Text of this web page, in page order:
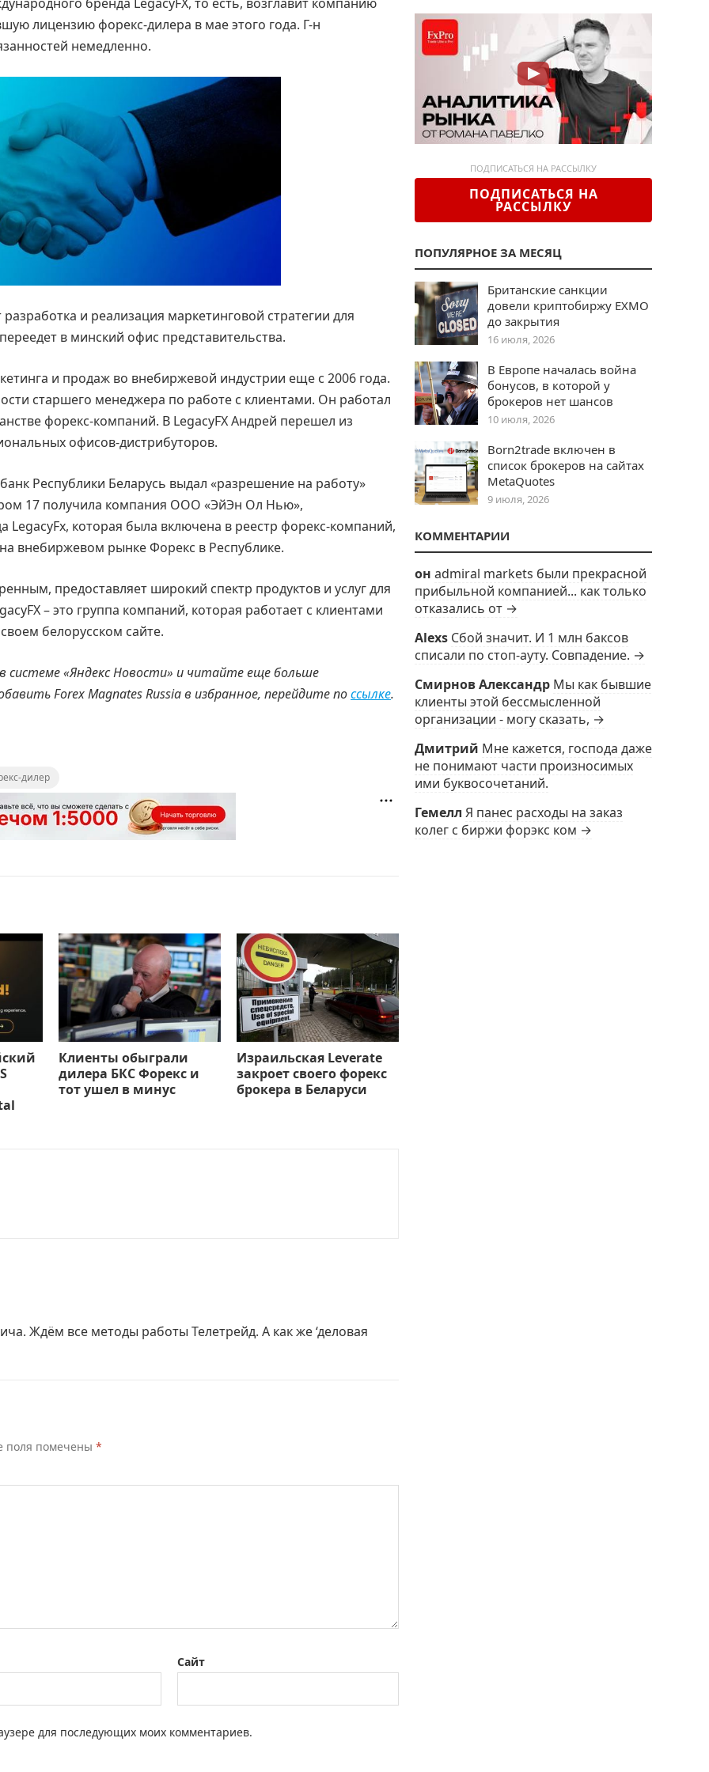
лицензию форекс-дилера в мае этого года. Г-н
немедленно.
и реализация маркетинговой стратегии для
в минский офис представительства.
и продаж во внебиржевой индустрии еще с 2006 года.
старшего менеджера по работе с клиентами. Он работал
форекс-компаний. В LegacyFX Андрей перешел из
офисов-дистрибуторов.
Республики Беларусь выдал «разрешение на работу»
17 получила компания ООО «ЭйЭн Ол Нью»,
LegacyFx, которая была включена в реестр форекс-компаний,
внебиржевом рынке Форекс в Республике.
предоставляет широкий спектр продуктов и услуг для
– это группа компаний, которая работает с клиентами
белорусском сайте.
системе «Яндекс Новости» и читайте еще больше
ForexMagnatesRussiaв избранное, перейдите поссылке.
дилер
Клиенты обыграли
дилера БКС Форекс и
тот ушел в минус
Израильская Leverate
закроет своего форекс
брокера в Беларуси
Ждём все методы работы Телетрейд. А как же ‘деловая
поля помечены *
Сайт
для последующих моих комментариев.
ПОДПИСАТЬСЯ НА РАССЫЛКУ
ПОДПИСАТЬСЯ НА
РАССЫЛКУ
ПОПУЛЯРНОЕ ЗА МЕСЯЦ
Британские санкции
довели криптобиржу EXMO
до закрытия
16 июля, 2026
В Европе началась война
бонусов, в которой у
брокеров нет шансов
10 июля, 2026
Born2trade включен в
список брокеров на сайтах
MetaQuotes
9 июля, 2026
КОММЕНТАРИИ
он admiral markets были прекрасной
прибыльной компанией... как только
отказались от →
Alexs Сбой значит. И 1 млн баксов
списали по стоп-ауту. Совпадение. →
Смирнов Александр Мы как бывшие
клиенты этой бессмысленной
организации - могу сказать, →
Дмитрий Мне кажется, господа даже
не понимают части произносимых
ими буквосочетаний.
Гемелл Я панес расходы на заказ
колег с биржи форэкс ком →